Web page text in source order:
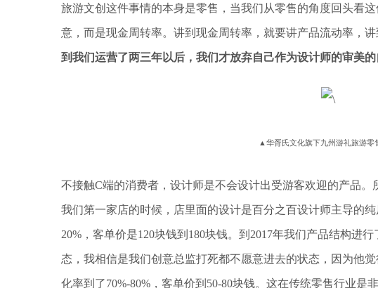
旅游文创这件事情的本身是零售，当我们从零售的角度回头看
意，而是现金周转率。讲到现金周转率，就要讲产品流动率，
到我们运营了两三年以后，我们才放弃自己作为设计师的审美
▲华胥氏文化旗下九州游礼旅游零
不接触C端的消费者，设计师是不会设计出受游客欢迎的产品。
我们第一家店的时候，店里面的设计是百分之百设计师主导的
20%，客单价是120块钱到180块钱。到2017年我们产品结构进
态，我相信是我们创意总监打死都不愿意进去的状态，因为他
化率到了70%-80%，客单价到50-80块钱。这在传统零售行业是